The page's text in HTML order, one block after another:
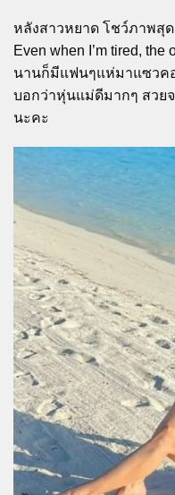
หลังสาวหยาด โชว์ภาพสุ
Even when I’m tired, the
นานก็มีแฟนๆแห่มาแซวค
บอกว่าหุ่นแม่ดีมากๆ สวย
นะคะ